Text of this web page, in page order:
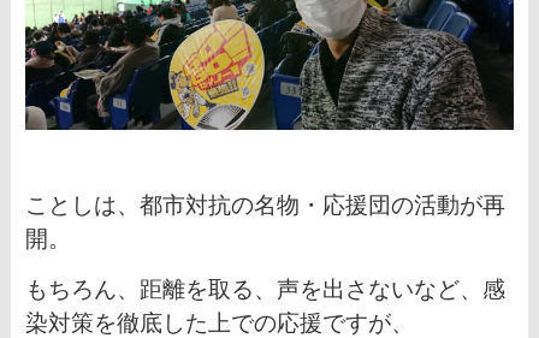
ことしは、都市対抗の名物・応援団の活動が再
開。
もちろん、距離を取る、声を出さないなど、 感
染対策を徹底した上での応援ですが、